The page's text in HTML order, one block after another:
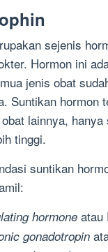
sejenis
Hormon ini
jenis obat
Suntikan hormon
lainnya, hanya
tinggi.
suntikan
hormone atau
gonadotropin